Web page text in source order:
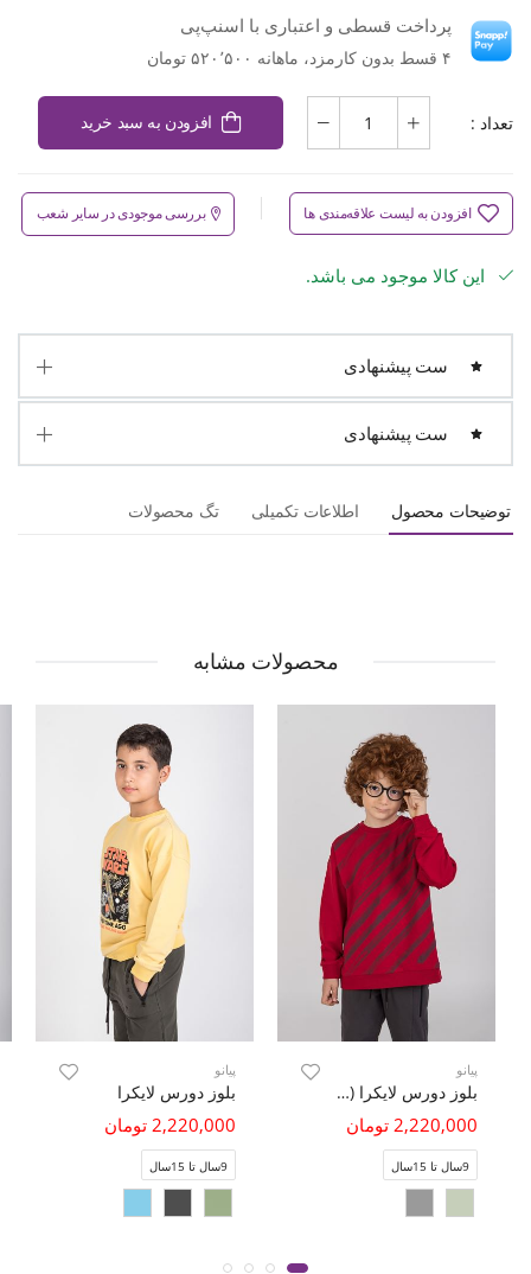
پرداخت قسطی و اعتباری با اسنپ‌پی
۴ قسط بدون کارمزد، ماهانه ۵۲۰٬۵۰۰ تومان
تعداد : افزودن به سبد خرید
افزودن به لیست علاقه‌مندی ها بررسی موجودی در سایر شعب
این کالا موجود می باشد.
ست پیشنهادی
ست پیشنهادی
توضیحات محصول اطلاعات تکمیلی تگ محصولات
محصولات مشابه
پیانو
بلوز دورس لایکرا (ست با کد 11287)
2,220,000 تومان
9سال تا 15سال
پیانو
بلوز دورس لایکرا
2,220,000 تومان
9سال تا 15سال